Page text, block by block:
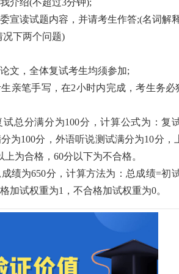
介绍(不超过3分钟);
宣读试题内容，并请考生作答;(名词解
下两个问题)
文，全体复试考生均须参加;
亲笔手写，在2小时内完成，考生务
总分满分为100分，计算公式为：复
为100分，外语听说测试满分为10分
上为合格，60分以下为不合格。
绩为650分，计算方法为：总成绩=初
加试权重为1，不合格加试权重为0。